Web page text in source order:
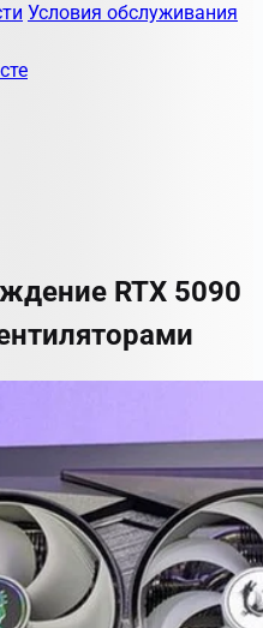
Условия обслуживания
RTX 5090